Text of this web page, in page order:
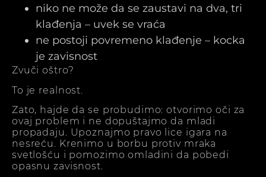
niko ne može da se zaustavi na dva, tri
klađenja – uvek se vraća
ne postoji povremeno klađenje – kocka
je zavisnost
Zvuči oštro?
To je realnost.
Zato, hajde da se probudimo: otvorimo oči za
ovaj problem i ne dopuštajmo da mladi
propadaju. Upoznajmo pravo lice igara na
nesreću. Krenimo u borbu protiv mraka
svetlošću i pomozimo omladini da pobedi
opasnu zavisnost.